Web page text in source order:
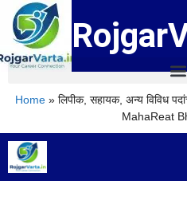
Home» लिपीक, सहायक, अन्य विविध
MahaReat